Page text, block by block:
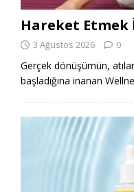
Hareket
3 Ağustos 2026 0
Gerçek dönüşümün,
başladığına inanan